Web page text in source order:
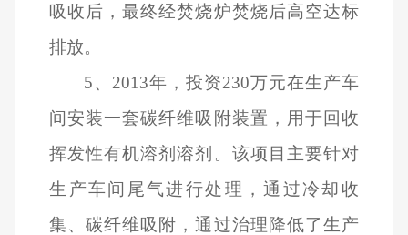
吸收后，最终经焚烧炉焚烧后高空达标
排放。
5、2013年，投资230万元在生产车
间安装一套碳纤维吸附装置，用于回收
挥发性有机溶剂溶剂。该项目主要针对
生产车间尾气进行处理，通过冷却收
集、碳纤维吸附，通过治理降低了生产